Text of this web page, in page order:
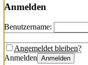
Anmelden
Benutzername:
Angemeldet bleiben?
Anmelden Anmelden